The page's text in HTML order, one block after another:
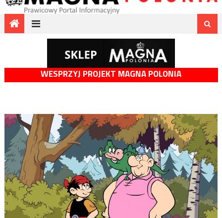
WESPRZYJ PROJEKT MAGNA POLONIA